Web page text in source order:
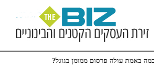
באמת עולה פרסום ממומן בגוגל?